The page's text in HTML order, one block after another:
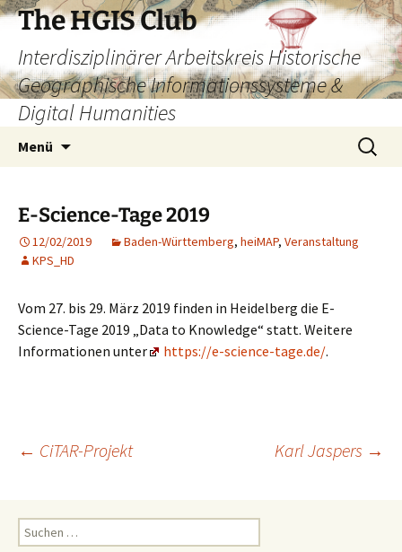
Zum
Inhalt
springen
The HGIS Club
Interdisziplinärer Arbeitskreis Historische
Geographische Informationssysteme &
Digital Humanities
Menü
Suchen
nach:
E-Science-Tage 2019
12/02/2019 Baden-Württemberg, heiMAP, Veranstaltung
KPS_HD
Vom 27. bis 29. März 2019 finden in Heidelberg die E-
Science-Tage 2019 „Data to Knowledge“ statt. Weitere
Informationen unter
https://e-science-tage.de/.
Beitragsnavigation
← CiTAR-Projekt Karl Jaspers →
Suchen
nach: